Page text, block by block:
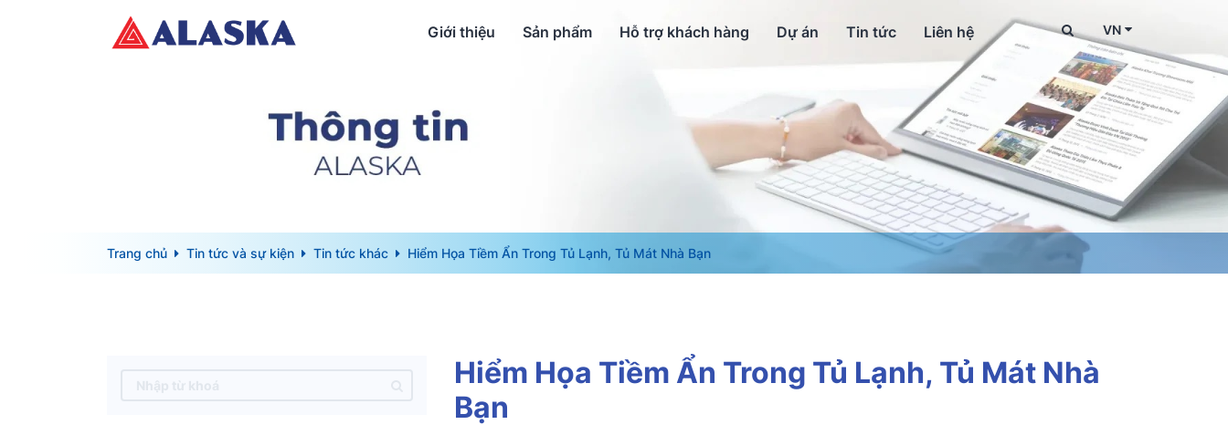
Giới thiệu Sản phẩm Hỗ trợ khách hàng Dự án Tin tức Liên hệ VN
Trang chủ Tin tức và sự kiện Tin tức khác Hiểm Họa Tiềm Ẩn Trong Tủ Lạnh, Tủ Mát Nhà Bạn
Hiểm Họa Tiềm Ẩn Trong Tủ Lạnh, Tủ Mát Nhà
Bạn